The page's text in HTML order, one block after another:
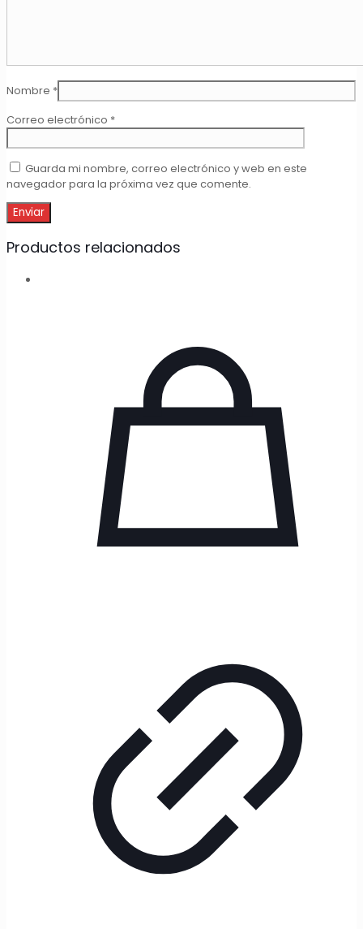
Nombre *
Correo electrónico *
Guarda mi nombre, correo electrónico y web en este
navegador para la próxima vez que comente.
Productos relacionados